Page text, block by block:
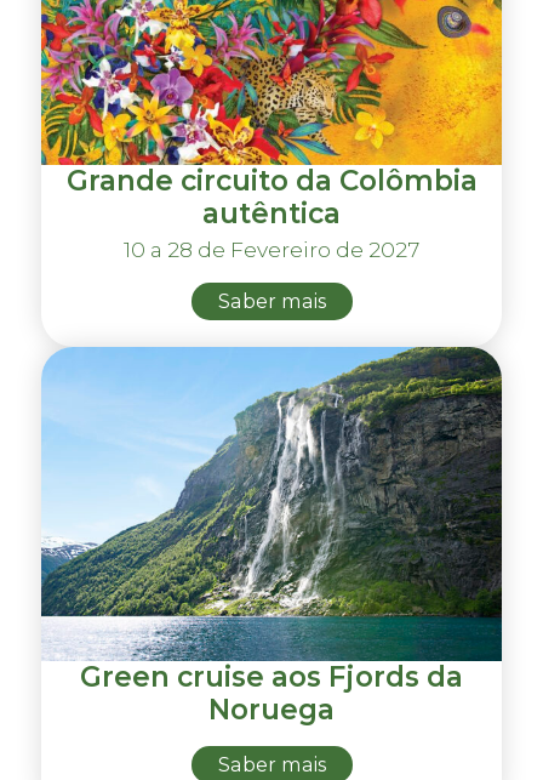
Grande circuito da Colômbia
autêntica
10 a 28 de Fevereiro de 2027
Saber mais
Green cruise aos Fjords da
Noruega
Saber mais